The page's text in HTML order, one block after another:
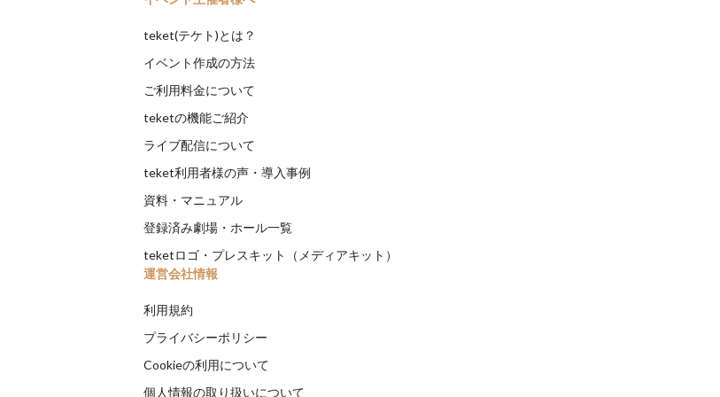
teket(テケト)とは？
イベント作成の方法
ご利用料金について
teketの機能ご紹介
ライブ配信について
teket利用者様の声・導入事例
資料・マニュアル
登録済み劇場・ホール一覧
teketロゴ・プレスキット（メディアキット）
運営会社情報
利用規約
プライバシーポリシー
Cookieの利用について
個人情報の取り扱いについて